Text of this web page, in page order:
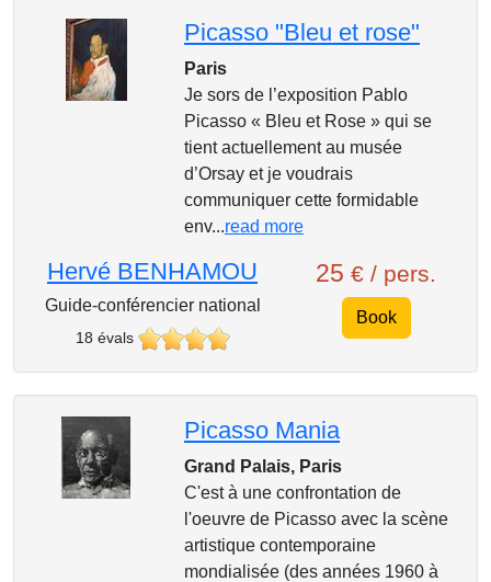
Picasso "Bleu et rose"
Paris
Je sors de l’exposition Pablo
Picasso « Bleu et Rose » qui se
tient actuellement au musée
d’Orsay et je voudrais
communiquer cette formidable
env...read more
Hervé BENHAMOU
Guide-conférencier national
18 évals
25 € / pers.
Book
Picasso Mania
Grand Palais, Paris
C'est à une confrontation de
l'oeuvre de Picasso avec la scène
artistique contemporaine
mondialisée (des années 1960 à